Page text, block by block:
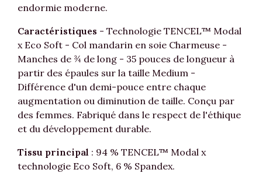
endormie moderne.
Caractéristiques - Technologie TENCEL™ Modal
x Eco Soft - Col mandarin en soie Charmeuse -
Manches de ¾ de long - 35 pouces de longueur à
partir des épaules sur la taille Medium -
Différence d'un demi-pouce entre chaque
augmentation ou diminution de taille. Conçu par
des femmes. Fabriqué dans le respect de l'éthique
et du développement durable.
Tissu principal : 94 % TENCEL™ Modal x
technologie Eco Soft, 6 % Spandex.